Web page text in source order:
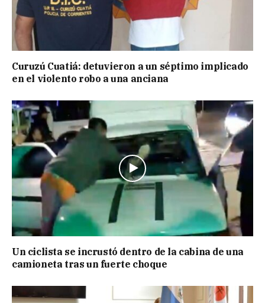
Curuzú Cuatiá: detuvieron a un séptimo implicado
en el violento robo a una anciana
Un ciclista se incrustó dentro de la cabina de una
camioneta tras un fuerte choque